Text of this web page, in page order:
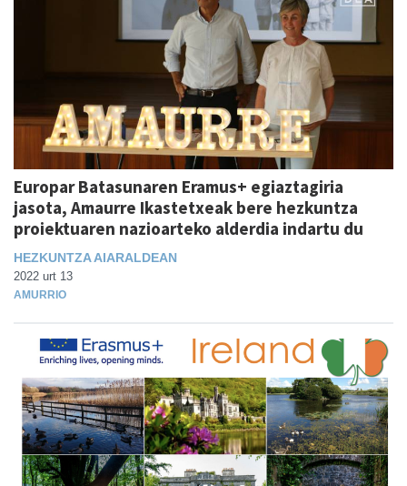
Europar Batasunaren Eramus+ egiaztagiria
jasota, Amaurre Ikastetxeak bere hezkuntza
proiektuaren nazioarteko alderdia indartu du
HEZKUNTZA AIARALDEAN
2022 urt 13
AMURRIO